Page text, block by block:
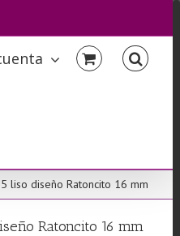
liso diseño Ratoncito 16 mm
Ratoncito 16 mm